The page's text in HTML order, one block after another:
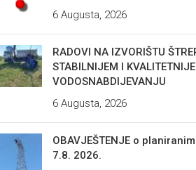
6 Augusta, 2026
RADOVI NA IZVORIŠTU
STABILNIJEM I
VODOSNABDIJEVANJU
6 Augusta, 2026
OBAVJEŠTENJE o
7.8. 2026.